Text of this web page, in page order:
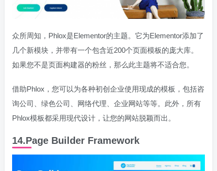
众所周知，Phlox是Elementor的主题。它为Elementor添加了
几个新模块，并带有一个包含近200个页面模板的庞大库。
如果您不是页面构建器的粉丝，那么此主题将不适合您。
借助Phlox，您可以为各种初创企业使用现成的模板，包括咨
询公司、绿色公司、网络代理、企业网站等等。此外，所有
Phlox模板都采用现代设计，让您的网站脱颖而出。
14.Page Builder Framework